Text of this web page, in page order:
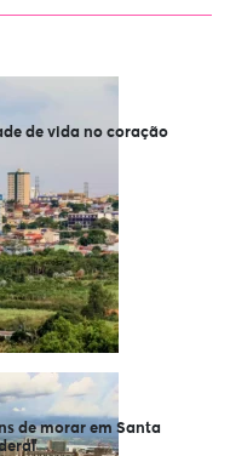
de vida no coração
de morar em Santa